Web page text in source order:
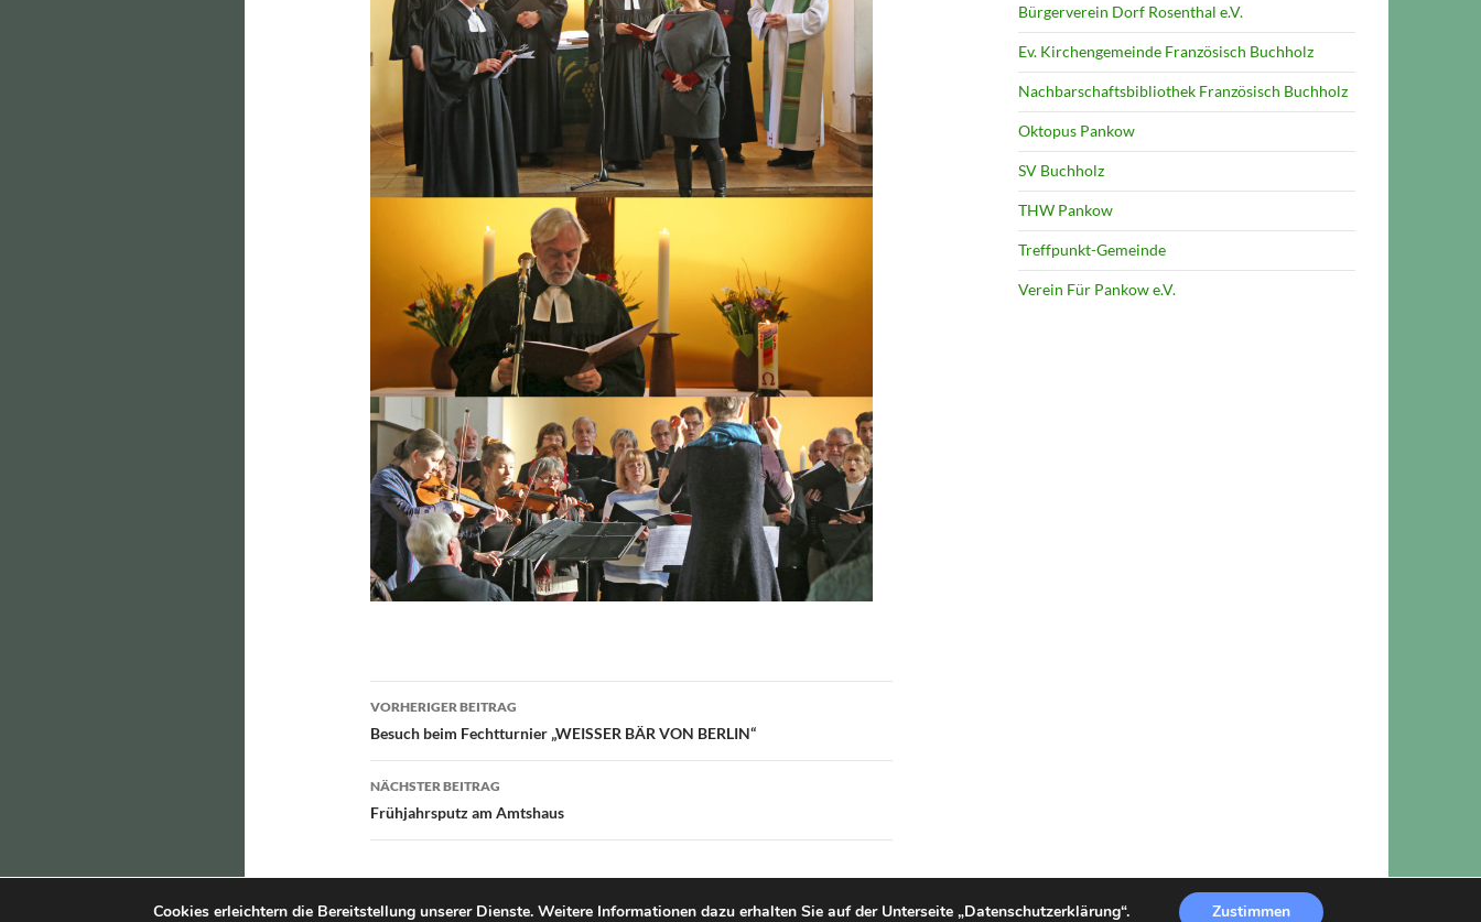
Beitragsnavigation
VORHERIGER BEITRAG
Besuch beim Fechtturnier „WEISSER BÄR VON BERLIN“
NÄCHSTER BEITRAG
Frühjahrsputz am Amtshaus
Bürgerverein Dorf Rosenthal e.V.
Ev. Kirchengemeinde Französisch Buchholz
Nachbarschaftsbibliothek Französisch Buchholz
Oktopus Pankow
SV Buchholz
THW Pankow
Treffpunkt-Gemeinde
Verein Für Pankow e.V.
Cookies erleichtern die Bereitstellung unserer Dienste. Weitere Informationen dazu erhalten Sie auf der Unterseite „Datenschutzerklärung“. Zustimmen